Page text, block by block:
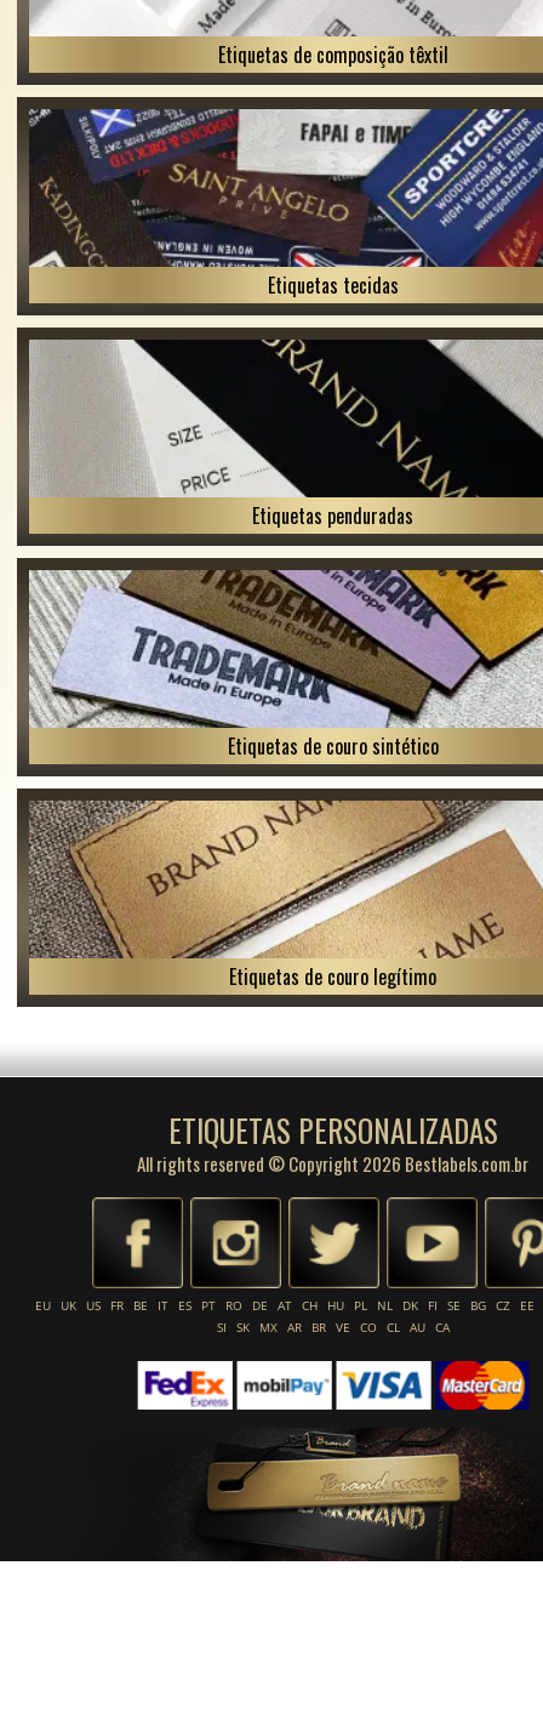
Etiquetas de composição têxtil
Etiquetas tecidas
Etiquetas penduradas
Etiquetas de couro sintético
Etiquetas de couro legítimo
ETIQUETAS PERSONALIZADAS
All rights reserved © Copyright 2026 Bestlabels.com.br
EU UK US FR BE IT ES PT RO DE AT CH HU PL NL DK FI SE BG CZ
EE
SI
SK MX AR BR VE CO CL AU CA